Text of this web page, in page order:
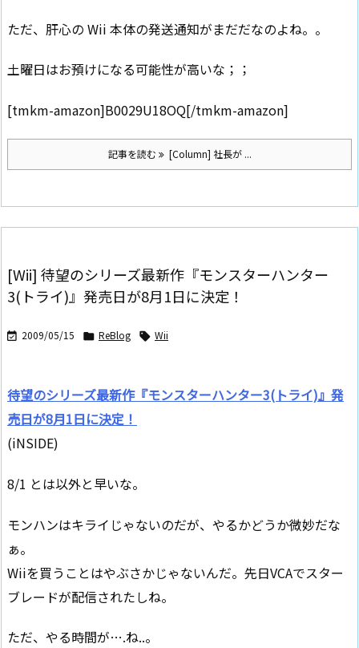
ただ、肝心の Wii 本体の発送通知がまだだなのよね。。
土曜日はお預けになる可能性が高いな；；
[tmkm-amazon]B0029U18OQ[/tmkm-amazon]
記事を読む [Column] 社長が ...
[Wii] 待望のシリーズ最新作『モンスターハンター
3(トライ)』発売日が8月1日に決定！
 2009/05/15  ReBlog  Wii
待望のシリーズ最新作『モンスターハンター3(トライ)』発
売日が8月1日に決定！
(iNSIDE)
8/1 とは以外と早いな。
モンハンはキライじゃないのだが、やるかどうか微妙だな
ぁ。
Wiiを買うことはやぶさかじゃないんだ。先日VCAでスター
ブレードが配信されたしね。
ただ、やる時間が….ね..。